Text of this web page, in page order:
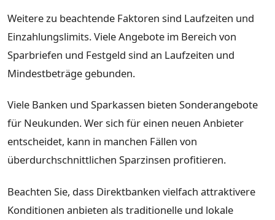
Weitere zu beachtende Faktoren sind Laufzeiten und
Einzahlungslimits. Viele Angebote im Bereich von
Sparbriefen und Festgeld sind an Laufzeiten und
Mindestbeträge gebunden.
Viele Banken und Sparkassen bieten Sonderangebote
für Neukunden. Wer sich für einen neuen Anbieter
entscheidet, kann in manchen Fällen von
überdurchschnittlichen Sparzinsen profitieren.
Beachten Sie, dass Direktbanken vielfach attraktivere
Konditionen anbieten als traditionelle und lokale